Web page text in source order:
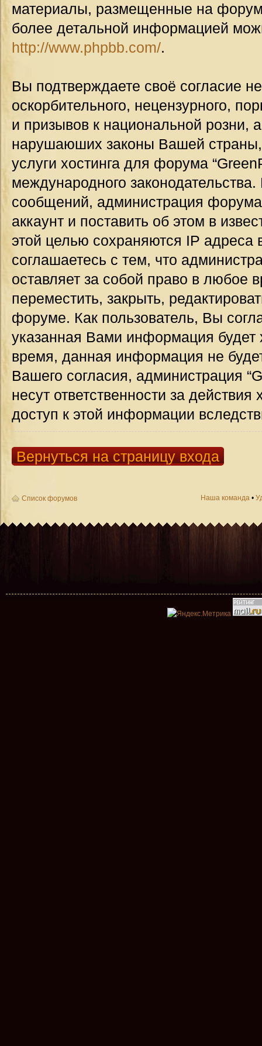
материалы, размещенные на
более детальной информацией
http://www.phpbb.com/.
Вы подтверждаете своё согласие
оскорбительного, нецензурного,
и призывов к национальной розни,
нарушаюших законы Вашей страны,
услуги хостинга для форума
международного
сообщений, администрация
аккаунт и поставить об этом в
этой целью сохраняются IP
соглашаетесь с тем, что
оставляет за собой право в любое
переместить, закрыть,
форуме. Как пользователь, Вы
указанная Вами информация будет
время, данная информация не
Вашего согласия, администрация
несут ответственности за
доступ к этой информации
Вернуться на страницу входа
Список форумов Наша команда •